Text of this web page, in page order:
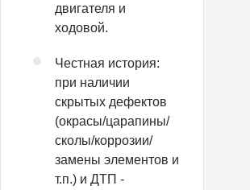
двигателя и
ходовой.
Честная история:
при наличии
скрытых дефектов
(окрасы/царапины/
сколы/коррозии/
замены элементов и
т.п.) и ДТП -